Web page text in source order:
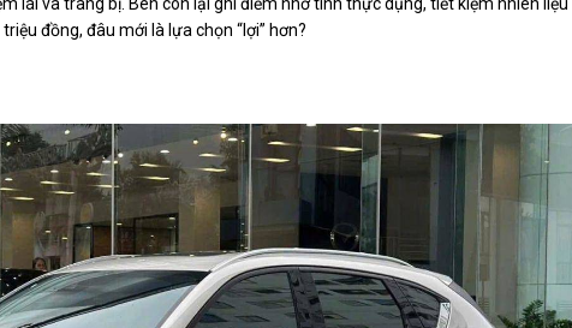
đồng, đâu mới là lựa chọn “lợi” hơn?